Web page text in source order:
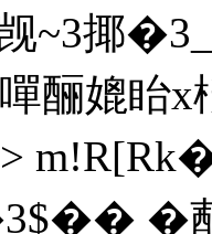
~3揶
酾媲眙
�